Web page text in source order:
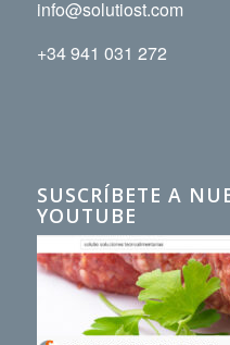
info@solutiost.com
+34 941 031 272
SUSCRÍBETE A
YOUTUBE